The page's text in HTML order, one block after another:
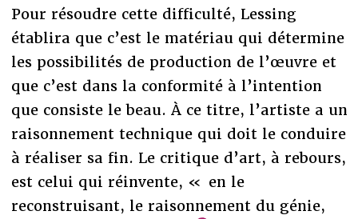
Pour résoudre cette difficulté, Lessing
établira que c’est le matériau qui détermine
les possibilités de production de l’œuvre et
que c’est dans la conformité à l’intention
que consiste le beau. À ce titre, l’artiste a un
raisonnement technique qui doit le conduire
à réaliser sa fin. Le critique d’art, à rebours,
est celui qui réinvente, « en le
reconstruisant, le raisonnement du génie,